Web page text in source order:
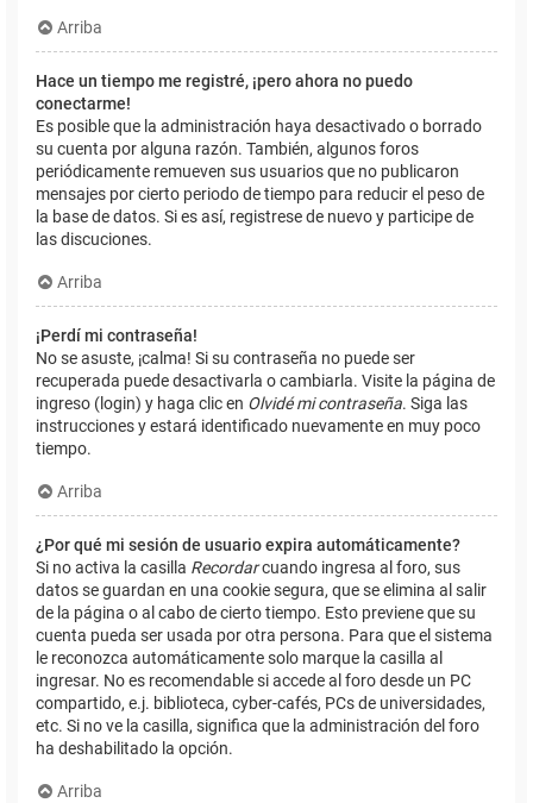
Arriba
Hace un tiempo me registré, ¡pero ahora no puedo
conectarme!
Es posible que la administración haya desactivado o borrado
su cuenta por alguna razón. También, algunos foros
periódicamente remueven sus usuarios que no publicaron
mensajes por cierto periodo de tiempo para reducir el peso de
la base de datos. Si es así, registrese de nuevo y participe de
las discuciones.
Arriba
¡Perdí mi contraseña!
No se asuste, ¡calma! Si su contraseña no puede ser
recuperada puede desactivarla o cambiarla. Visite la página de
ingreso (login) y haga clic en Olvidé mi contraseña. Siga las
instrucciones y estará identificado nuevamente en muy poco
tiempo.
Arriba
¿Por qué mi sesión de usuario expira automáticamente?
Si no activa la casilla Recordarcuando ingresa al foro, sus
datos se guardan en una cookie segura, que se elimina al salir
de la página o al cabo de cierto tiempo. Esto previene que su
cuenta pueda ser usada por otra persona. Para que el sistema
le reconozca automáticamente solo marque la casilla al
ingresar. No es recomendable si accede al foro desde un PC
compartido, e.j. biblioteca, cyber-cafés, PCs de universidades,
etc. Si no ve la casilla, significa que la administración del foro
ha deshabilitado la opción.
Arriba